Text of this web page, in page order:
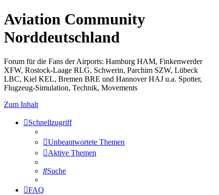
Aviation Community
Norddeutschland
Forum für die Fans der Airports: Hamburg HAM, Finkenwerder
XFW, Rostock-Laage RLG, Schwerin, Parchim SZW, Lübeck
LBC, Kiel KEL, Bremen BRE und Hannover HAJ u.a. Spotter,
Flugzeug-Simulation, Technik, Movements
Zum Inhalt
Schnellzugriff
Unbeantwortete Themen
Aktive Themen
Suche
FAQ